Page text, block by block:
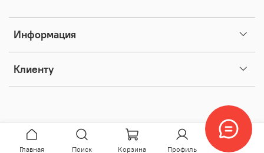
Информация
Клиенту
Главная Поиск Корзина Профиль